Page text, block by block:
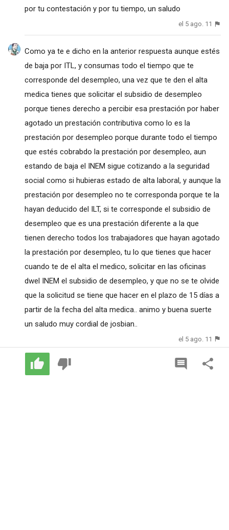
por tu contestación y por tu tiempo, un saludo
el 5 ago. 11
Como ya te e dicho en la anterior respuesta aunque estés
de baja por ITL, y consumas todo el tiempo que te
corresponde del desempleo, una vez que te den el alta
medica tienes que solicitar el subsidio de desempleo
porque tienes derecho a percibir esa prestación por haber
agotado un prestación contributiva como lo es la
prestación por desempleo porque durante todo el tiempo
que estés cobrabdo la prestación por desempleo, aun
estando de baja el INEM sigue cotizando a la seguridad
social como si hubieras estado de alta laboral, y aunque la
prestación por desempleo no te corresponda porque te la
hayan deducido del ILT, si te corresponde el subsidio de
desempleo que es una prestación diferente a la que
tienen derecho todos los trabajadores que hayan agotado
la prestación por desempleo, tu lo que tienes que hacer
cuando te de el alta el medico, solicitar en las oficinas
dwel INEM el subsidio de desempleo, y que no se te olvide
que la solicitud se tiene que hacer en el plazo de 15 días a
partir de la fecha del alta medica.. animo y buena suerte
un saludo muy cordial de josbian..
el 5 ago. 11